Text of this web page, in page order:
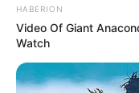
HABERION
Video Of Giant
Watch